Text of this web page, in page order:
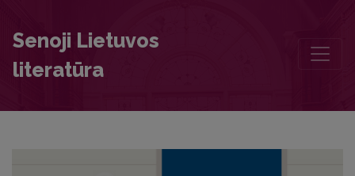
Senoji Lietuvos
literatūra